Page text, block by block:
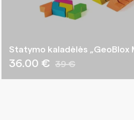
Statymo kaladėlės „GeoBlox
36.00 € 39 €